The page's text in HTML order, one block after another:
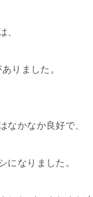
、
りました。
なかなか良好で、
になりました。